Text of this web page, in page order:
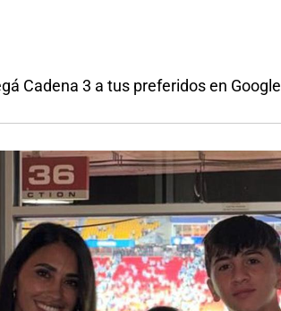
Cadena 3 a tus preferidos en Google